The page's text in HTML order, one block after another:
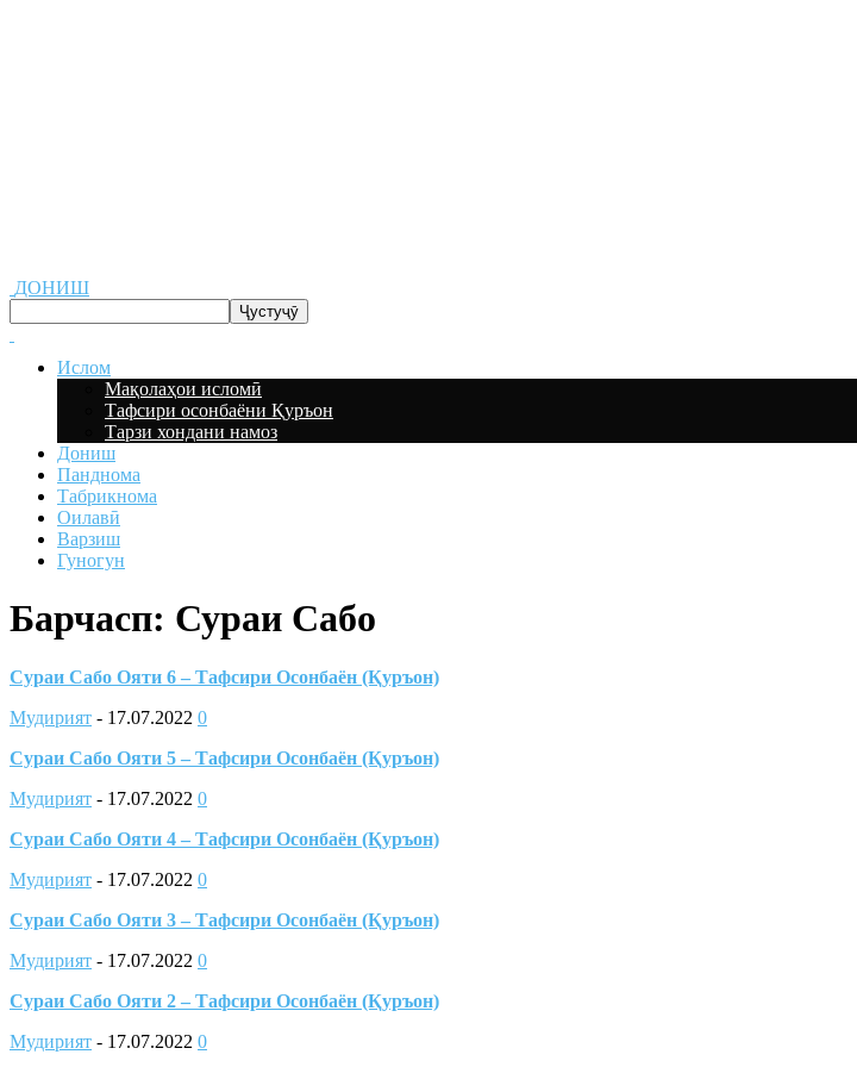
ДОНИШ
Ислом
Мақолаҳои исломӣ
Тафсири осонбаёни Қуръон
Тарзи хондани намоз
Дониш
Панднома
Табрикнома
Оилавӣ
Варзиш
Гуногун
Барчасп: Сураи Сабо
Сураи Сабо Ояти 6 – Тафсири Осонбаён (Қуръон)
Мудирият - 17.07.2022 0
Сураи Сабо Ояти 5 – Тафсири Осонбаён (Қуръон)
Мудирият - 17.07.2022 0
Сураи Сабо Ояти 4 – Тафсири Осонбаён (Қуръон)
Мудирият - 17.07.2022 0
Сураи Сабо Ояти 3 – Тафсири Осонбаён (Қуръон)
Мудирият - 17.07.2022 0
Сураи Сабо Ояти 2 – Тафсири Осонбаён (Қуръон)
Мудирият - 17.07.2022 0